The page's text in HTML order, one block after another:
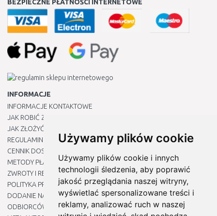
Używamy plików cookie
Używamy plików cookie i innych
technologii śledzenia, aby poprawić
jakość przeglądania naszej witryny,
wyświetlać spersonalizowane treści i
reklamy, analizować ruch w naszej
BEZPIECZNE PŁATNOŚCI INTERNETOWE
INFORMACJE
INFORMACJE KONTAKTOWE
JAK ROBIĆ ZAKUPY ?
JAK ZŁOŻYĆ REKLAMACJĘ
REGULAMIN
CENNIK DOSTAWY
METODY PŁATNOŚCI
ZWROTY I REKLAMACJE PRODUKTÓW
POLITYKA PRYWATNOŚCI
DODANIE NASZYCH ADRESÓW E-MAIL DO LISTY ZAUFANYCH
ODBIORCÓW